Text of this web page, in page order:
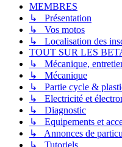
MEMBRES
↳ Présentation
↳ Vos motos
↳ Localisation des
TOUT SUR LES
↳ Mécanique,
↳ Mécanique
↳ Partie cycle &
↳ Electricité et
↳ Diagnostic
↳ Equipements et
↳ Annonces de
↳ Tutoriels